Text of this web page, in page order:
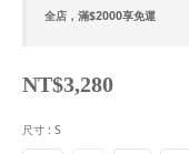
全店，滿$2000享免運
NT$3,280
尺寸 : S